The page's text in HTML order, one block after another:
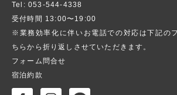
Tel: 053-544-4338
受付時間 13:00〜19:00
※業務効率化に伴いお電話での対応は下記の
ちらから折り返しさせていただきます。
フォーム問合せ
宿泊約款